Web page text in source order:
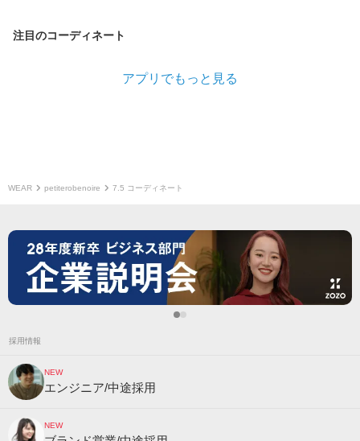
注目のコーディネート
アプリでもっと見る
WEAR petiterobenoire 7.5 コーディネート
採用情報
NEW
エンジニア/中途採用
NEW